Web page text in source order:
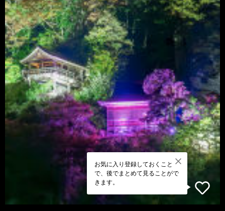
お気に入り登録しておくこと
で、後でまとめて見ることがで
きます。